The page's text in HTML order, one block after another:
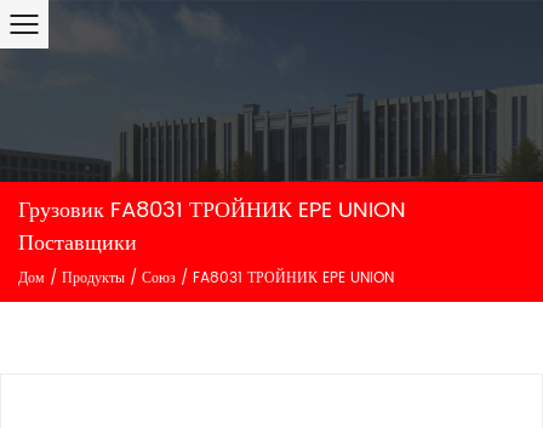
Грузовик FA8031 ТРОЙНИК EPE UNION
Поставщики
Дом / Продукты / Союз / FA8031 ТРОЙНИК EPE UNION